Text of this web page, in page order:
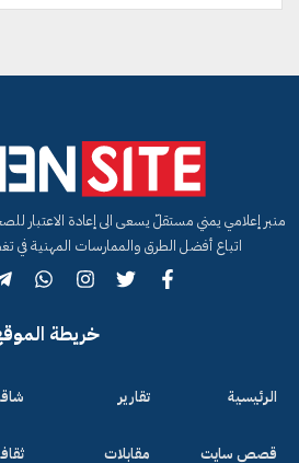
منبر إعلامي يمني مستقلّ يسعى الى إعادة الاعتبار
اتباع أفضل الطرق والممارسات المهنية في
خريطة
الرئيسية
قصص سايت
تقارير
مقابلات